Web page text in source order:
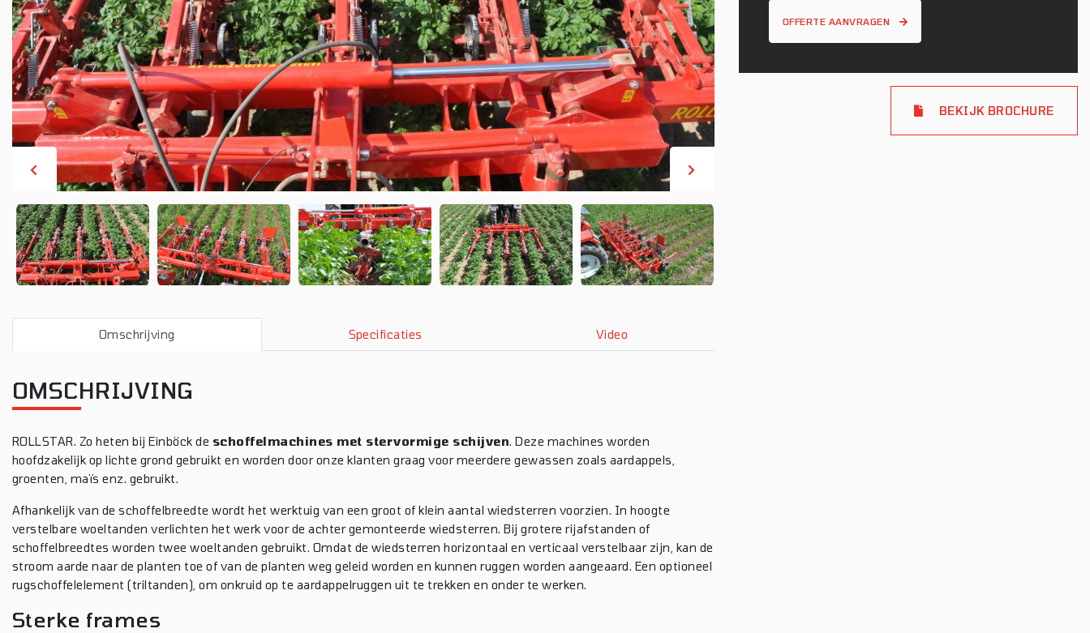
Omschrijving Specificaties Video
OMSCHRIJVING
ROLLSTAR. Zo heten bij Einböck de schoffelmachines met stervormige schijven. Deze machines worden
hoofdzakelijk op lichte grond gebruikt en worden door onze klanten graag voor meerdere gewassen zoals aardappels,
groenten, maïs enz. gebruikt.
Afhankelijk van de schoffelbreedte wordt het werktuig van een groot of klein aantal wiedsterren voorzien. In hoogte
verstelbare woeltanden verlichten het werk voor de achter gemonteerde wiedsterren. Bij grotere rijafstanden of
schoffelbreedtes worden twee woeltanden gebruikt. Omdat de wiedsterren horizontaal en verticaal verstelbaar zijn, kan de
stroom aarde naar de planten toe of van de planten weg geleid worden en kunnen ruggen worden aangeaard. Een optioneel
rugschoffelelement (triltanden), om onkruid op te aardappelruggen uit te trekken en onder te werken.
Sterke frames
OFFERTE AANVRAGEN
BEKIJK BROCHURE